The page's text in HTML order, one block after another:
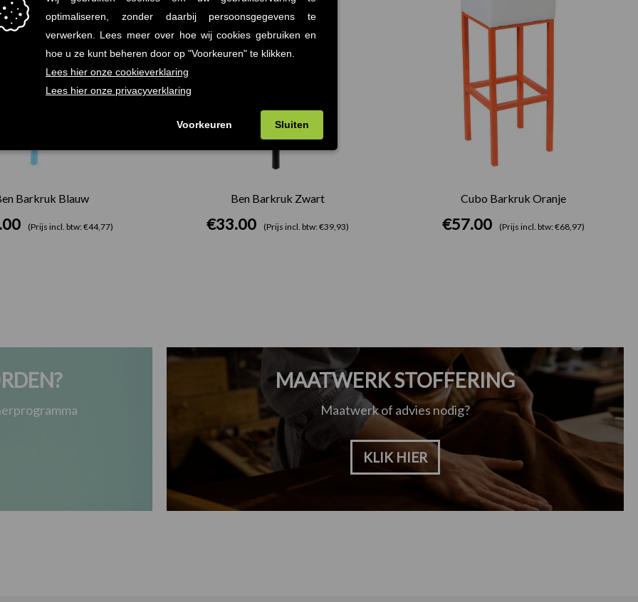
Barkruk Blauw
(Prijs incl. btw: €44,77)
Ben Barkruk Zwart
€33.00 (Prijs incl. btw: €39,93)
Cubo Barkruk Oranje
€57.00 (Prijs incl. btw: €68,97)
MAATWERK STOFFERING
Maatwerk of advies nodig?
KLIK HIER